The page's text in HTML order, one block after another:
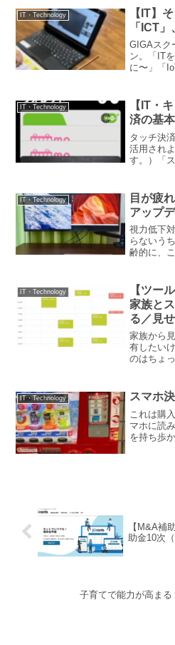
連続でク
す。まず
IT・Technology
【IT】
「ICT
GIGAスク
ン。「IT
に〜」「
ぞれの意
まず、「
IT・Technology
【IT・
済の基
タッチ決
活用され
す。）「
れました
はキャッ
IT・Technology
目が疲
アップ
視力低下
らないう
齢的に、
づかない
と。そん
IT・Technology
【ツー
家族と
る／見
家族から
有したい
のはちょ
自分だけ
け共有と
IT・Technology スマホ
これは購
マホに読
を持ち歩
【M&A補
助金10次
子育てで能力が高まる